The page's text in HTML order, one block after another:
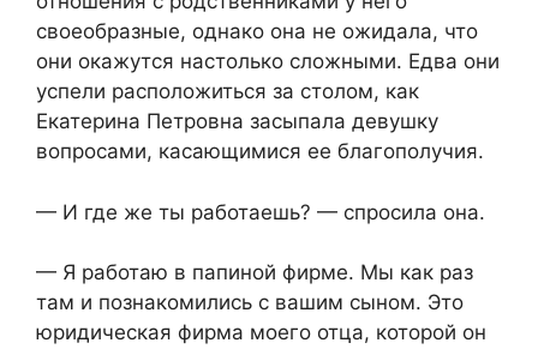
своеобразные, однако она не ожидала, что
они окажутся настолько сложными. Едва они
успели расположиться за столом, как
Екатерина Петровна засыпала девушку
вопросами, касающимися ее благополучия.
— И где же ты работаешь? — спросила она.
— Я работаю в папиной фирме. Мы как раз
там и познакомились с вашим сыном. Это
юридическая фирма моего отца, которой он